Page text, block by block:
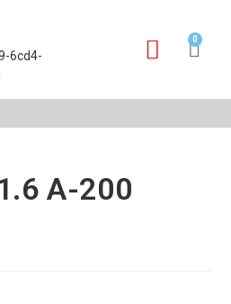
0
A-200